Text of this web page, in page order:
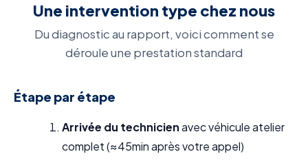
Une intervention type chez nous
Du diagnostic au rapport, voici comment se
déroule une prestation standard
Étape par étape
Arrivée du technicienavec véhicule atelier
complet (≈45min après votre appel)